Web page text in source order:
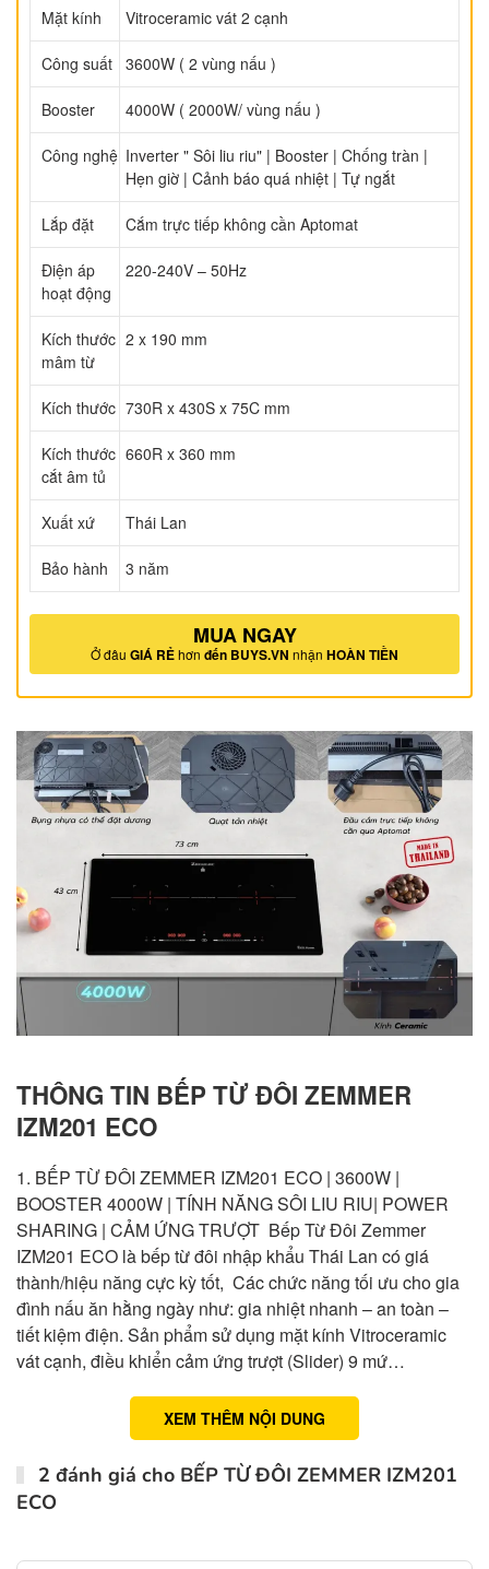
Mặt kính Vitroceramic vát 2 cạnh
Công suất 3600W ( 2 vùng nấu )
Booster 4000W ( 2000W/ vùng nấu )
Công nghệ Inverter " Sôi liu riu" | Booster | Chống tràn |
Hẹn giờ | Cảnh báo quá nhiệt | Tự ngắt
Lắp đặt Cắm trực tiếp không cần Aptomat
Điện áp
hoạt động
220-240V – 50Hz
Kích thước
mâm từ
2 x 190 mm
Kích thước 730R x 430S x 75C mm
Kích thước
cắt âm tủ
660R x 360 mm
Xuất xứ Thái Lan
Bảo hành 3 năm
MUA NGAY
Ở đâu GIÁ RẺhơn đến BUYS.VN nhận HOÀN TIỀN
THÔNG TIN BẾP TỪ ĐÔI ZEMMER
IZM201 ECO
1. BẾP TỪ ĐÔI ZEMMER IZM201 ECO | 3600W |
BOOSTER 4000W | TÍNH NĂNG SÔI LIU RIU| POWER
SHARING | CẢM ỨNG TRƯỢT Bếp Từ Đôi Zemmer
IZM201 ECO là bếp từ đôi nhập khẩu Thái Lan có giá
thành/hiệu năng cực kỳ tốt, Các chức năng tối ưu cho gia
đình nấu ăn hằng ngày như: gia nhiệt nhanh – an toàn –
tiết kiệm điện. Sản phẩm sử dụng mặt kính Vitroceramic
vát cạnh, điều khiển cảm ứng trượt (Slider) 9 mứ…
XEM THÊM NỘI DUNG
2 đánh giá cho BẾP TỪ ĐÔI ZEMMER IZM201
ECO